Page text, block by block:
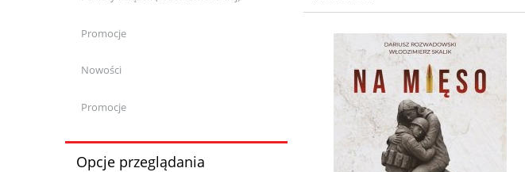
Promocje
Nowości
Promocje
Opcje przeglądania